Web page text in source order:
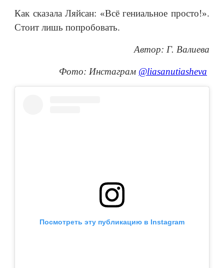
Как сказала Ляйсан: «Всё гениальное просто!».
Стоит лишь попробовать.
Автор: Г. Валиева
Фото: Инстаграм @liasanutiasheva
Посмотреть эту публикацию в Instagram